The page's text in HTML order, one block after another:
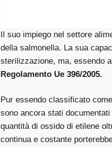
Il suo impiego nel settore
della salmonella. La sua
sterilizzazione, ma, essendo
Regolamento Ue 396/2005.
Pur essendo classificato
sono ancora stati
quantità di ossido di etilene
continua e costante